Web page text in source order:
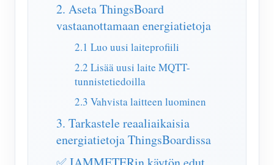
PV-lämmittimen ohjausjärjestelmä
Tuotteen pika-aloitus
Opetusvideo
FAQ
Uutiset
Yhteisö
Kehittäjä
Tutkia
Ottaa yhteyttä
2. Aseta ThingsBoard
vastaanottamaan energiatietoja
2.1 Luo uusi laiteprofiili
2.2 Lisää uusi laite MQTT-
tunnistetiedoilla
2.3 Vahvista laitteen luominen
3. Tarkastele reaaliaikaisia
energiatietoja ThingsBoardissa